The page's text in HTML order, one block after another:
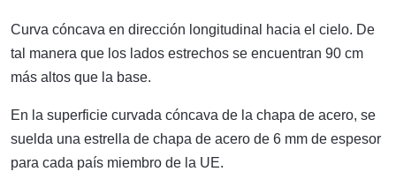
Curva cóncava en dirección longitudinal hacia el cielo. De
tal manera que los lados estrechos se encuentran 90 cm
más altos que la base.
En la superficie curvada cóncava de la chapa de acero, se
suelda una estrella de chapa de acero de 6 mm de espesor
para cada país miembro de la UE.